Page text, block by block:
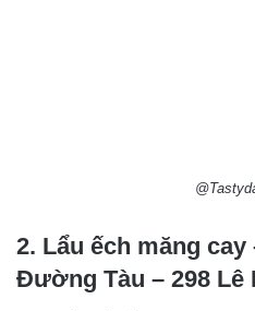
2. Lẩu ếch măng
Đường Tàu – 298 Lê